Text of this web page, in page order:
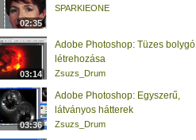
02:35
SPARKIEONE
03:14
Adobe Photoshop: Tüzes bolygó
létrehozása
Zsuzs_Drum
03:36
Adobe Photoshop: Egyszerű,
látványos hátterek
Zsuzs_Drum